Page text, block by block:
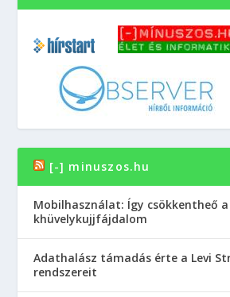
[-] minuszos.hu
Mobilhasználat: Így csökkentheő a
khüvelykujjfájdalom
Adathalász támadás érte a Levi
rendszereit